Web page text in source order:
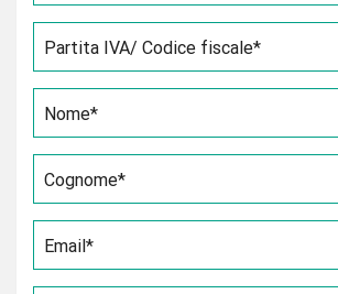
Partita IVA/ Codice fiscale*
Nome*
Cognome*
Email*